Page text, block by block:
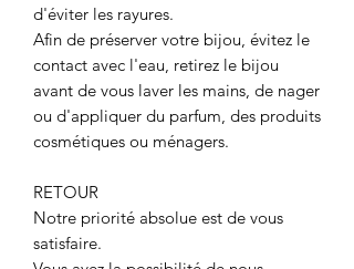
d'éviter les rayures.
Afin de préserver votre bijou, évitez le
contact avec l'eau, retirez le bijou
avant de vous laver les mains, de nager
ou d'appliquer du parfum, des produits
cosmétiques ou ménagers.
RETOUR
Notre priorité absolue est de vous
satisfaire.